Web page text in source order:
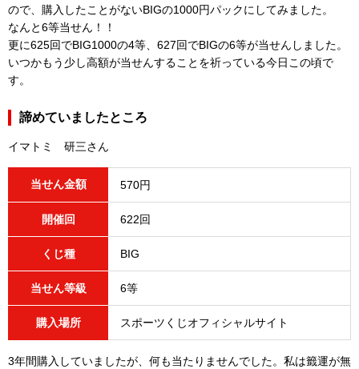
ので、購入したことがないBIGの1000円パックにしてみました。
なんと6等当せん！！
更に625回でBIG1000の4等、627回でBIGの6等が当せんしました。
いつかもう少し高額が当せんすることを祈っている今日この頃で
す。
諦めていましたところ
イマトミ 研三さん
当せん金額 570円
開催回 622回
くじ種 BIG
当せん等級 6等
購入場所 スポーツくじオフィシャルサイト
3年間購入していましたが、何も当たりませんでした。私は籤運が無